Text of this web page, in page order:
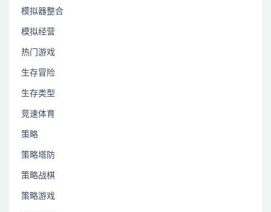
模拟器整合
模拟经营
热门游戏
生存冒险
生存类型
竞速体育
策略
策略塔防
策略战棋
策略游戏